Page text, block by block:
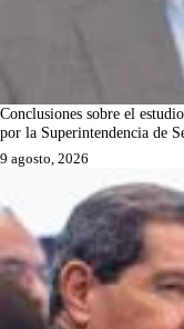
Conclusiones sobre el
por la Superintendencia de
9 agosto, 2026